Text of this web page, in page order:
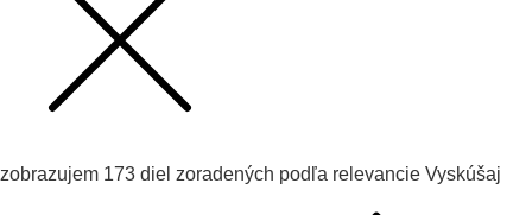
zobrazujem 173 diel zoradených podľa relevancie Vyskúšaj